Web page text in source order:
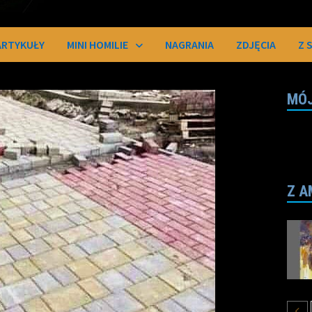
MINI HOMILIE NAGRANIA ZDJĘCIA Z
Z